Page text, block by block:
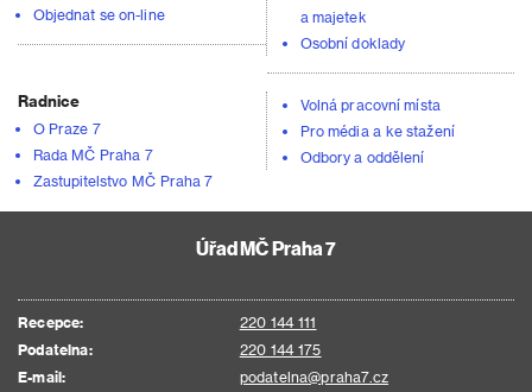
Objednat se on-line
a majetek
Osobní doklady
Radnice
O Praze 7
Rada MČ Praha 7
Zastupitelstvo MČ Praha 7
Volná pracovní místa
Pro média a ke stažení
Odbory a oddělení
Úřad MČ Praha 7
Recepce:
220 144 111
Podatelna:
220 144 175
E-mail:
podatelna@praha7.cz